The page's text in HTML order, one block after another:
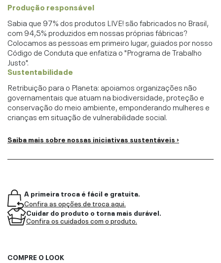
Produção responsável
Sabia que 97% dos produtos LIVE! são fabricados no Brasil,
com 94,5% produzidos em nossas próprias fábricas?
Colocamos as pessoas em primeiro lugar, guiados por nosso
Código de Conduta que enfatiza o "Programa de Trabalho
Justo".
Sustentabilidade
Retribuição para o Planeta: apoiamos organizações não
governamentais que atuam na biodiversidade, proteção e
conservação do meio ambiente, emponderando mulheres e
crianças em situação de vulnerabilidade social.
Saiba mais sobre nossas iniciativas sustentáveis ›
A primeira troca é fácil e gratuita.
Confira as opções de troca aqui.
Cuidar do produto o torna mais durável.
Confira os cuidados com o produto.
COMPRE O LOOK